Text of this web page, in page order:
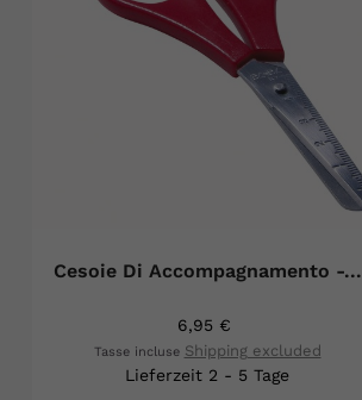
Cesoie Di Accompagnamento -...
6,95 €
Tasse incluse Shipping excluded
Lieferzeit 2 - 5 Tage